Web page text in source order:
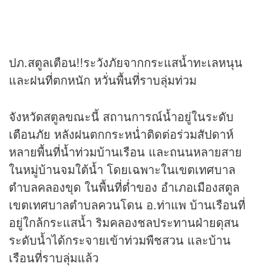
ปภ.สตูลเตือน!!ระวังภัยจากกระแสน้ำทะเลหนุน
และฝนที่ตกหนัก หวั่นพื้นที่ราบลุ่มท่วม
จังหวัดสตูลขณะนี้ สถานการณ์น้ำอยู่ในระดับ
เตือนภัย หลังฝนตกกระหน่ำติดต่อร่วมสัปดาห์
หลายพื้นที่น้ำท่วมบ้านเรือน และถนนหลายสาย
ในหมู่บ้านจมใต้น้ำ โดยเฉพาะในเขตเทศบาล
ตำบลคลองขุด ในพื้นที่ต่ำของ อำเภอเมืองสตูล
เขตเทศบาลตำบลควนโดน อ.ท่าแพ บ้านเรือนที่
อยู่ใกล้กระแสน้ำ ริมคลองชลประทานฝ่ายดุสน
ระดับน้ำได้กระจายเข้าท่วมพืชสวน และบ้าน
เรือนที่ราบลุ่มแล้ว